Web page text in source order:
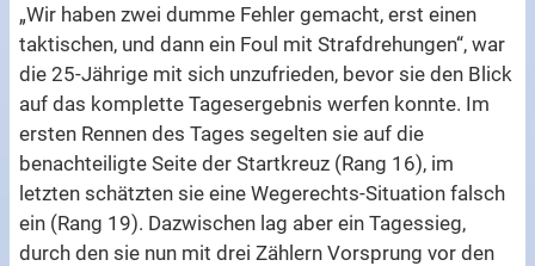
„Wir haben zwei dumme Fehler gemacht, erst einen
taktischen, und dann ein Foul mit Strafdrehungen“, war
die 25-Jährige mit sich unzufrieden, bevor sie den Blick
auf das komplette Tagesergebnis werfen konnte. Im
ersten Rennen des Tages segelten sie auf die
benachteiligte Seite der Startkreuz (Rang 16), im
letzten schätzten sie eine Wegerechts-Situation falsch
ein (Rang 19). Dazwischen lag aber ein Tagessieg,
durch den sie nun mit drei Zählern Vorsprung vor den